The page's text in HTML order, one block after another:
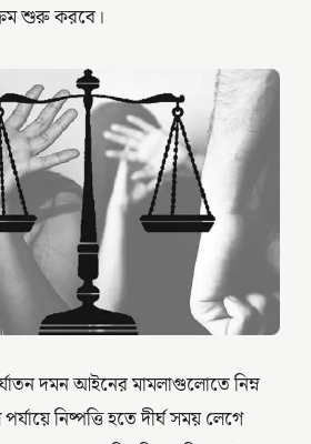
শুরু করবে।
দমন আইনের মামলাগুলোতে নিম্ন
নিষ্পত্তি হতে দীর্ঘ সময় লেগে